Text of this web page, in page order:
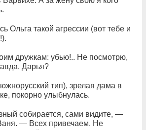
Ольга такой агрессии (вот тебе и
дружкам: убью!.. Не посмотрю,
Дарья?
тип), зрелая дама в
покорно улыбнулась.
собирается, сами видите, —
— Всех привечаем. Не